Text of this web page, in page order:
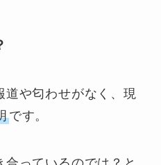
道や匂わせがなく、現
です。